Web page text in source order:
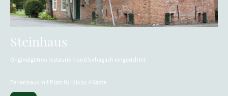
Steinhaus
Originalgetreu restauriert und behaglich eingerichtet
Ferienhaus mit Platz für bis zu 4 Gäste